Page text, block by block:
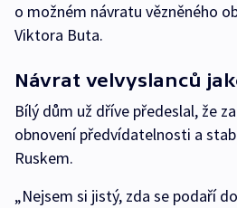
o možném návratu vězněného
Viktora Buta.
Návrat velvyslanců
Bílý dům už dříve předeslal, že
obnovení předvídatelnosti a
Ruskem.
„Nejsem si jistý, zda se podaří